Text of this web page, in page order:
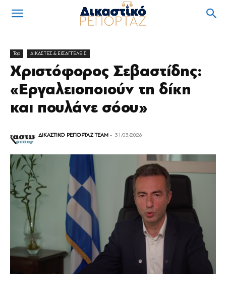
Top ΔΙΚΑΣΤΕΣ & ΕΙΣΑΓΓΕΛΕΙΣ
Χριστόφορος Σεβαστίδης:
«Εργαλειοποιούν τη δίκη
και πουλάνε σόου»
ΔΙΚΑΣΤΙΚΟ ΡΕΠΟΡΤΑΖ TEAM - 31/03/2026